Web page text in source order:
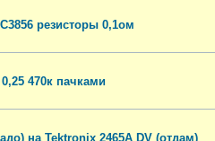
резисторы 0,1ом
470к пачками
на Tektronix 2465A DV (отдам)